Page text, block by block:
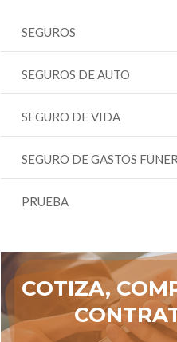
SEGUROS
SEGUROS DE AUTO
SEGURO DE VIDA
SEGURO DE GASTOS
PRUEBA
COTIZA,